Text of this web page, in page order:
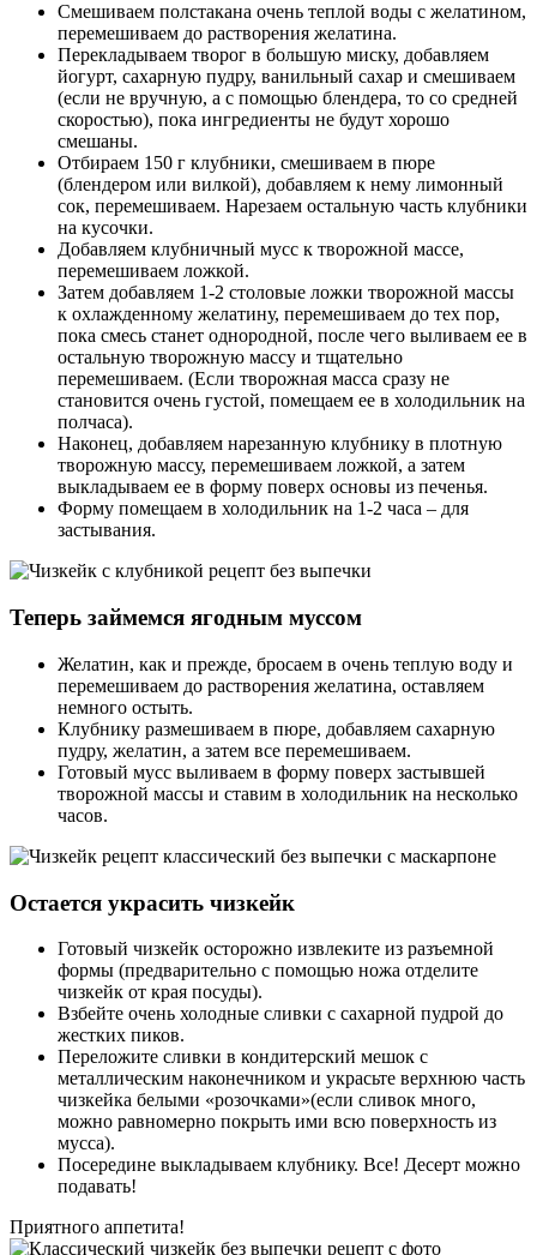
Смешиваем полстакана очень теплой воды с желатином,
перемешиваем до растворения желатина.
Перекладываем творог в большую миску, добавляем
йогурт, сахарную пудру, ванильный сахар и смешиваем
(если не вручную, а с помощью блендера, то со средней
скоростью), пока ингредиенты не будут хорошо
смешаны.
Отбираем 150 г клубники, смешиваем в пюре
(блендером или вилкой), добавляем к нему лимонный
сок, перемешиваем. Нарезаем остальную часть клубники
на кусочки.
Добавляем клубничный мусс к творожной массе,
перемешиваем ложкой.
Затем добавляем 1-2 столовые ложки творожной массы
к охлажденному желатину, перемешиваем до тех пор,
пока смесь станет однородной, после чего выливаем ее в
остальную творожную массу и тщательно
перемешиваем. (Если творожная масса сразу не
становится очень густой, помещаем ее в холодильник на
полчаса).
Наконец, добавляем нарезанную клубнику в плотную
творожную массу, перемешиваем ложкой, а затем
выкладываем ее в форму поверх основы из печенья.
Форму помещаем в холодильник на 1-2 часа – для
застывания.
Теперь займемся ягодным муссом
Желатин, как и прежде, бросаем в очень теплую воду и
перемешиваем до растворения желатина, оставляем
немного остыть.
Клубнику размешиваем в пюре, добавляем сахарную
пудру, желатин, а затем все перемешиваем.
Готовый мусс выливаем в форму поверх застывшей
творожной массы и ставим в холодильник на несколько
часов.
Остается украсить чизкейк
Готовый чизкейк осторожно извлеките из разъемной
формы (предварительно с помощью ножа отделите
чизкейк от края посуды).
Взбейте очень холодные сливки с сахарной пудрой до
жестких пиков.
Переложите сливки в кондитерский мешок с
металлическим наконечником и украсьте верхнюю часть
чизкейка белыми «розочками»(если сливок много,
можно равномерно покрыть ими всю поверхность из
мусса).
Посередине выкладываем клубнику. Все! Десерт можно
подавать!
Приятного аппетита!